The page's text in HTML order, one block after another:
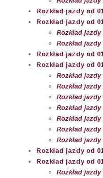
Rozkład jazdy od
Rozkład jazdy od
Rozkład
Rozkład
Rozkład jazdy od
Rozkład jazdy od
Rozkład
Rozkład
Rozkład
Rozkład
Rozkład
Rozkład
Rozkład
Rozkład jazdy od
Rozkład jazdy od
Rozkład